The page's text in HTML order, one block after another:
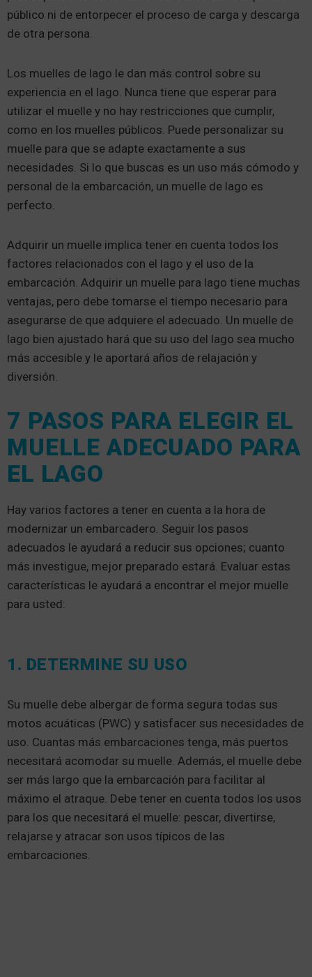
público ni de entorpecer el proceso de carga y descarga
de otra persona.
Los muelles de lago le dan más control sobre su
experiencia en el lago. Nunca tiene que esperar para
utilizar el muelle y no hay restricciones que cumplir,
como en los muelles públicos. Puede personalizar su
muelle para que se adapte exactamente a sus
necesidades. Si lo que buscas es un uso más cómodo y
personal de la embarcación, un muelle de lago es
perfecto.
Adquirir un muelle implica tener en cuenta todos los
factores relacionados con el lago y el uso de la
embarcación. Adquirir un muelle para lago tiene muchas
ventajas, pero debe tomarse el tiempo necesario para
asegurarse de que adquiere el adecuado. Un muelle de
lago bien ajustado hará que su uso del lago sea mucho
más accesible y le aportará años de relajación y
diversión.
7 PASOS PARA ELEGIR EL
MUELLE ADECUADO PARA
EL LAGO
Hay varios factores a tener en cuenta a la hora de
modernizar un embarcadero. Seguir los pasos
adecuados le ayudará a reducir sus opciones; cuanto
más investigue, mejor preparado estará. Evaluar estas
características le ayudará a encontrar el mejor muelle
para usted:
1. DETERMINE SU USO
Su muelle debe albergar de forma segura todas sus
motos acuáticas (PWC) y satisfacer sus necesidades de
uso. Cuantas más embarcaciones tenga, más puertos
necesitará acomodar su muelle. Además, el muelle debe
ser más largo que la embarcación para facilitar al
máximo el atraque. Debe tener en cuenta todos los usos
para los que necesitará el muelle: pescar, divertirse,
relajarse y atracar son usos típicos de las
embarcaciones.